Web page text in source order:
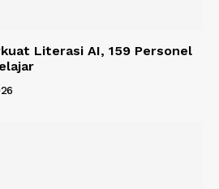
Literasi AI, 159 Personel